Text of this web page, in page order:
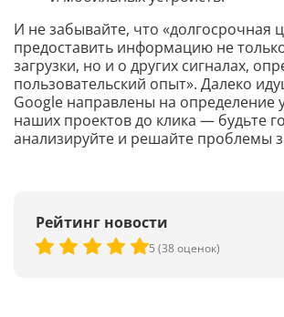
И не забывайте, что «долгосрочная
предоставить информацию не
загрузки, но и о других сигналах,
пользовательский опыт». Далеко
Google направлены на определение
наших проектов до клика — будьте
анализируйте и решайте проблемы
Рейтинг новости
5 (38 оценок)